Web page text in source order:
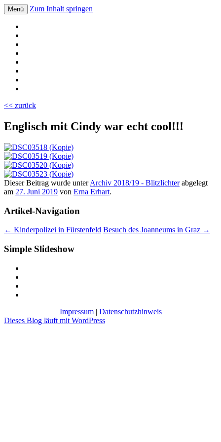
Volksschule Bad Blumau
Menü Zum Inhalt springen
<< zurück
Englisch mit Cindy war echt cool!!!
Dieser Beitrag wurde unterArchiv 2018/19 - Blitzlichterabgelegt
am 27. Juni 2019 von Erna Erhart.
Artikel-Navigation
← Kinderpolizei in Fürstenfeld Besuch des Joanneums in Graz →
Simple Slideshow
Impressum| Datenschutzhinweis
Dieses Blog läuft mit WordPress